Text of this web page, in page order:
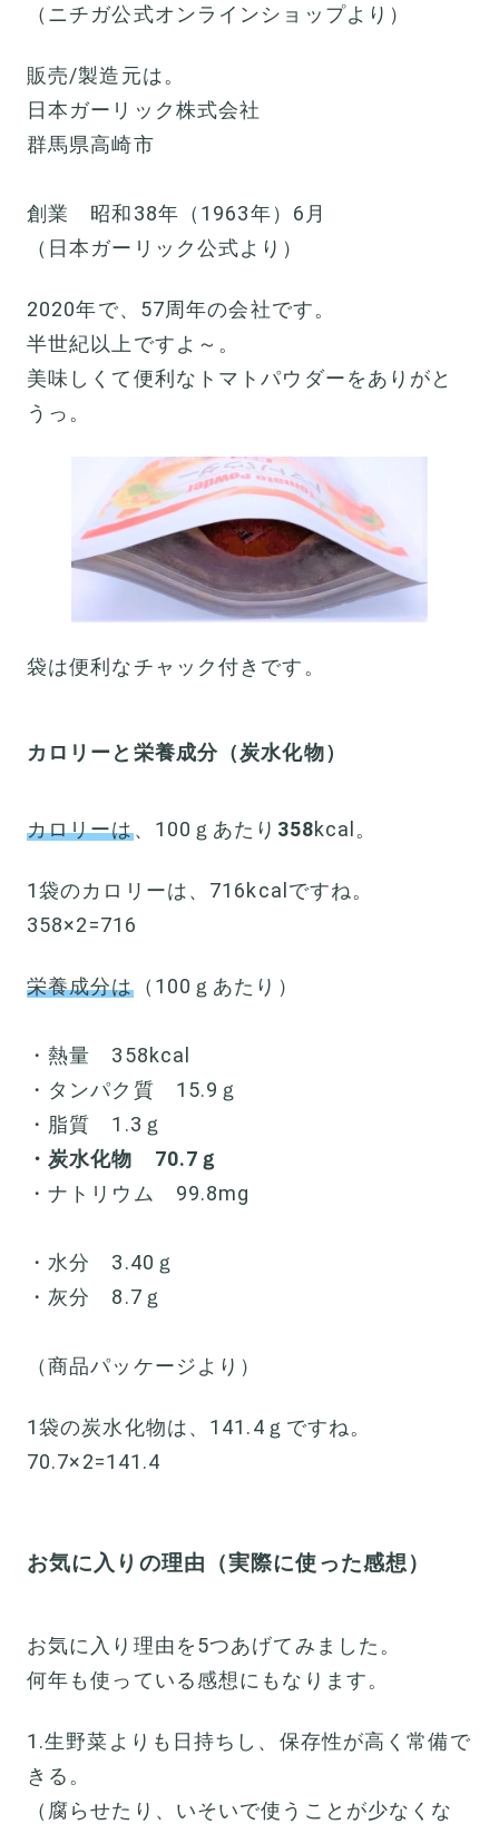
（ニチガ公式オンラインショップより）
販売/製造元は。
日本ガーリック株式会社
群馬県高崎市
創業 昭和38年（1963年）6月
（日本ガーリック公式より）
2020年で、57周年の会社です。
半世紀以上ですよ～。
美味しくて便利なトマトパウダーをありがと
うっ。
袋は便利なチャック付きです。
カロリーと栄養成分（炭水化物）
カロリーは、100ｇあたり 358kcal。
1袋のカロリーは、716kcalですね。
358×2=716
栄養成分は（100ｇあたり）
・熱量 358kcal
・タンパク質 15.9ｇ
・脂質 1.3ｇ
・炭水化物 70.7ｇ
・ナトリウム 99.8mg
・水分 3.40ｇ
・灰分 8.7ｇ
（商品パッケージより）
1袋の炭水化物は、141.4ｇですね。
70.7×2=141.4
お気に入りの理由（実際に使った感想）
お気に入り理由を5つあげてみました。
何年も使っている感想にもなります。
1.生野菜よりも日持ちし、保存性が高く常備で
きる。
（腐らせたり、いそいで使うことが少なくな